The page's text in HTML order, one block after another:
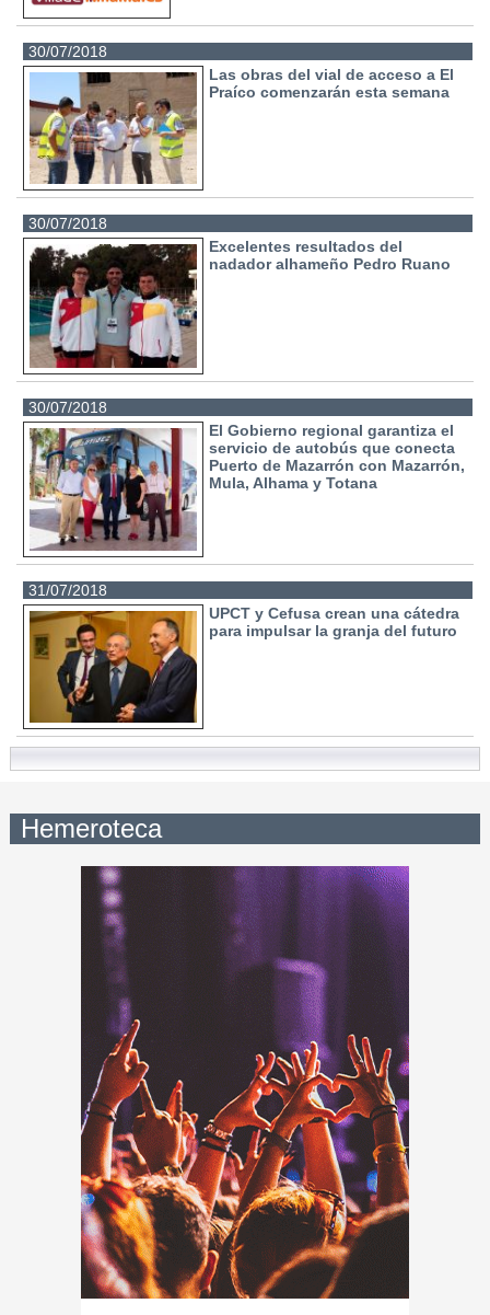
30/07/2018
Las obras del vial de acceso a El
Praíco comenzarán esta semana
30/07/2018
Excelentes resultados del
nadador alhameño Pedro Ruano
30/07/2018
El Gobierno regional garantiza el
servicio de autobús que conecta
Puerto de Mazarrón con Mazarrón,
Mula, Alhama y Totana
31/07/2018
UPCT y Cefusa crean una cátedra
para impulsar la granja del futuro
Hemeroteca